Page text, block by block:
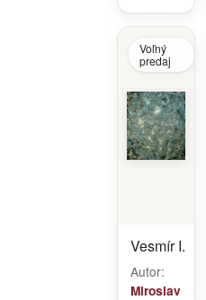
Voľný
predaj
Vesmír I.
Autor:
Miroslav